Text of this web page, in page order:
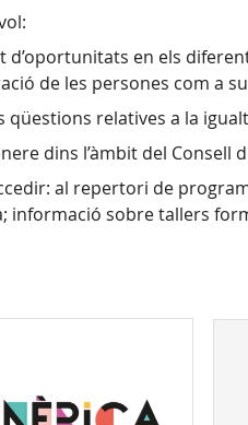
d’oportunitats en els
de les persones com a
relatives a la
dins l’àmbit del
al repertori de
informació sobre tallers